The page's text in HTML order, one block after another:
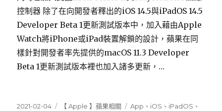
控制器 除了在向開發者釋出的iOS 14.5與iPadOS 14.5
Developer Beta 1更新測試版本中，加入藉由Apple
Watch將iPhone或iPad裝置解鎖的設計，蘋果在同
樣針對開發者率先提供的macOS 11.3 Developer
Beta 1更新測試版本裡也加入諸多更新，…
發
2021-02-04
分【 Apple 】蘋果相關
標
App 、 iOS 、 iPadOS 、